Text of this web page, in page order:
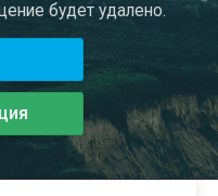
будет удалено.